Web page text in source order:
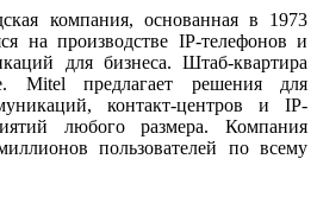
компания, основанная в 1973
на производстве IP-телефонов и
для бизнеса. Штаб-квартира
Mitel предлагает решения для
контакт-центров и IP-
любого размера. Компания
пользователей по всему